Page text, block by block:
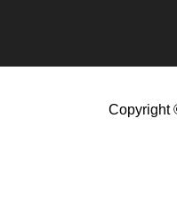
Copyright